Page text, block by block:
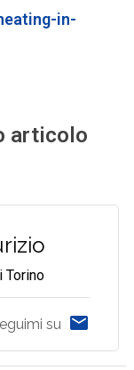
in-
articolo
Torino
su